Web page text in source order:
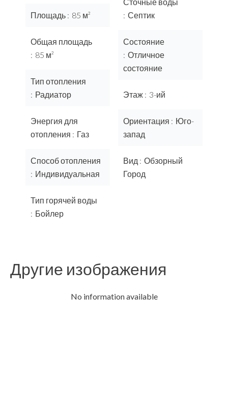
Площадь 85 м²
Общая площадь
85 м²
Тип отопления
Радиатор
Энергия для
отопления
Газ
Способ отопления
Индивидуальная
Тип горячей воды
Бойлер
Септик
Состояние
Отличное
состояние
Этаж 3-ий
Ориентация
Юго-
запад
Вид
Обзорный
Город
Другие изображения
No information available